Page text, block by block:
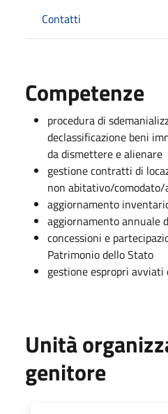
Contatti
Competenze
procedura di
declassificazione beni
da dismettere e alienare
gestione contratti di
non abitativo/comodato/
aggiornamento
aggiornamento annuale
concessioni e
Patrimonio dello Stato
gestione espropri avviati
Unità
genitore